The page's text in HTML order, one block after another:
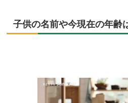
子供の名前や今現在の年齢